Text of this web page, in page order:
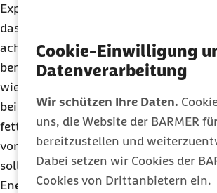
Cookie-Einwilligung
Datenverarbeitung
Wir schützen Ihre Daten.
uns, die Website der BARMER
bereitzustellen und
Dabei setzen wir Cookies der
Cookies von Drittanbietern ein.
Expertin. In puncto Fett weist Schmidt
dass es wichtig ist, auf die Qualität
achten. „Fett ist besser als sein Ruf.
benötigt allerdings vor allem
wie sie in pflanzlichen Lebensmitteln,
beispielsweise Nüssen und Samen
fettreichen Fischen wie Lachs und
vorkommen“, meint Schmidt. Rein
sollten maximal 30 Prozent des
Energiebedarfs in Form von Fett